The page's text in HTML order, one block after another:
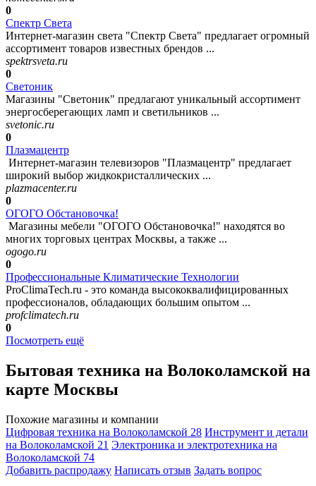
0
Спектр Света
Интернет-магазин света "Спектр Света" предлагает огромный
ассортимент товаров известных брендов ...
spektrsveta.ru
0
Светоник
Магазины "Светоник" предлагают уникальный ассортимент
энергосберегающих ламп и светильников ...
svetonic.ru
0
Плазмацентр
Интернет-магазин телевизоров "Плазмацентр" предлагает
широкий выбор жидкокристаллических ...
plazmacenter.ru
0
ОГОГО Обстановочка!
Магазины мебели "ОГОГО Обстановочка!" находятся во
многих торговых центрах Москвы, а также ...
ogogo.ru
0
Профессиональные Климатические Технологии
ProClimaTech.ru - это команда высококвалифицированных
профессионалов, обладающих большим опытом ...
profclimatech.ru
0
Посмотреть ещё
Бытовая техника на Волоколамской на
карте Москвы
Похожие магазины и компании
Цифровая техника на Волоколамской 28 Инструмент и детали
на Волоколамской 21 Электроника и электротехника на
Волоколамской 74
Добавить раcпродажу Написать отзыв Задать вопрос